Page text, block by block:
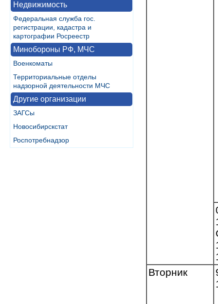
Недвижимость
Федеральная служба гос.
регистрации, кадастра и
картографии Росреестр
Минобороны РФ, МЧС
Военкоматы
Территориальные отделы
надзорной деятельности МЧС
Другие организации
ЗАГСы
Новосибирскстат
Роспотребнадзор
Вторник